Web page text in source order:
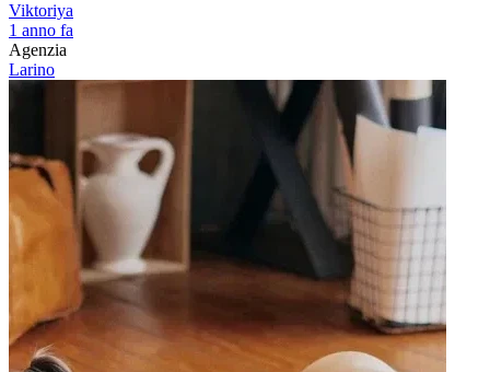
Viktoriya
1 anno fa
Agenzia
Larino